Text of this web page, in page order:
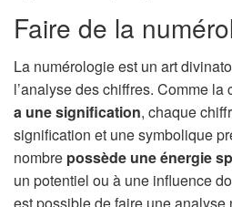
Faire de la
La numérologie est un art
l’analyse des chiffres. Comme la
a une signification, chaque
signification et une symbolique
nombre possède une énergie
un potentiel ou à une influence
est possible de faire une